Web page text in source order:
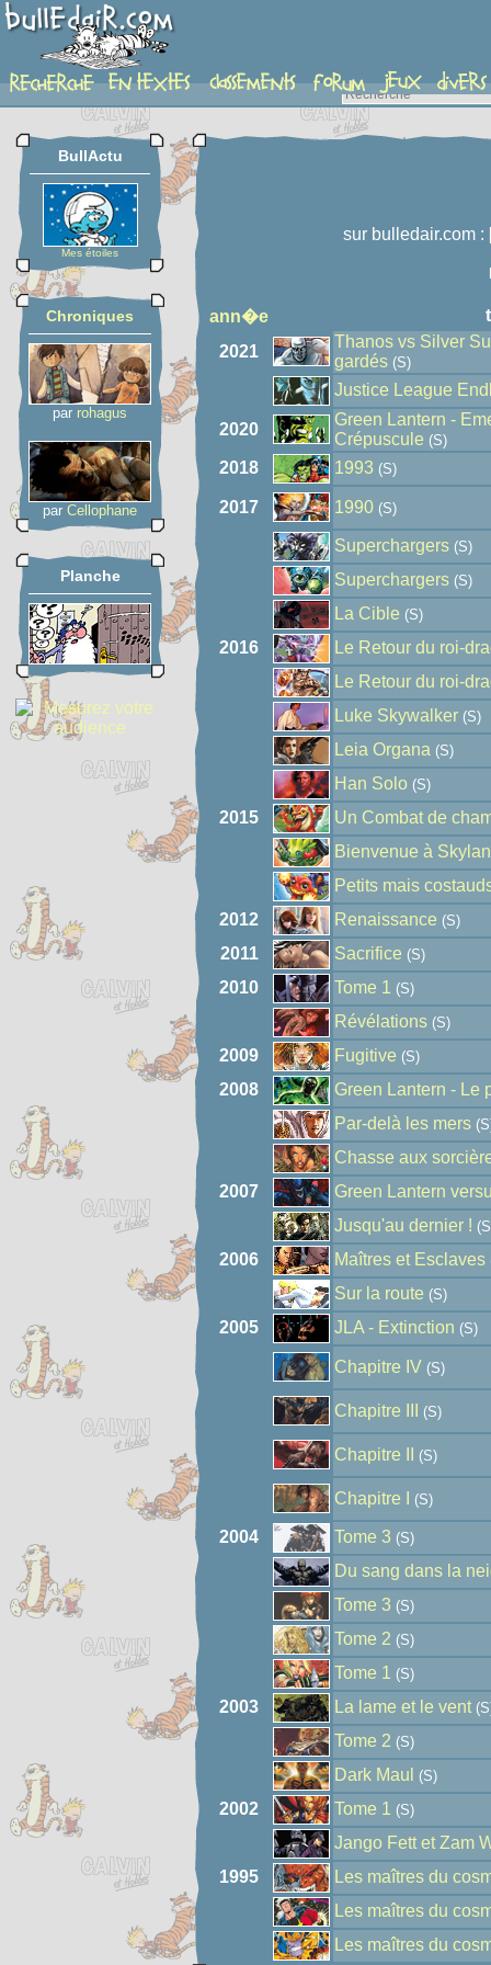
auteur
BullActu
Mes étoiles
Chroniques
par rohagus
par Cellophane
Planche
sur bulledair.com :
ann�e
2021
Thanos vs Silver
gardés (S)
Justice League
2020
Green Lantern -
Crépuscule (S)
2018 1993 (S)
2017 1990 (S)
Superchargers (S)
Superchargers (S)
La Cible (S)
2016
Le Retour du roi-
Le Retour du roi-
Luke Skywalker (S)
Leia Organa (S)
Han Solo (S)
2015
Un Combat de
Bienvenue à
Petits mais
2012
Renaissance (S)
2011 Sacrifice (S)
2010 Tome 1 (S)
Révélations (S)
2009 Fugitive (S)
2008
Green Lantern - Le
Par-delà les mers
Chasse aux
2007
Green Lantern
Jusqu'au dernier !
2006 Maîtres et Esclaves
Sur la route (S)
2005 JLA - Extinction (S)
Chapitre IV (S)
Chapitre III (S)
Chapitre II (S)
Chapitre I (S)
2004 Tome 3 (S)
Du sang dans la
Tome 3 (S)
Tome 2 (S)
Tome 1 (S)
2003 La lame et le vent
Tome 2 (S)
Dark Maul (S)
2002 Tome 1 (S)
Jango Fett et Zam
1995
Les maîtres du
Les maîtres du
Les maîtres du